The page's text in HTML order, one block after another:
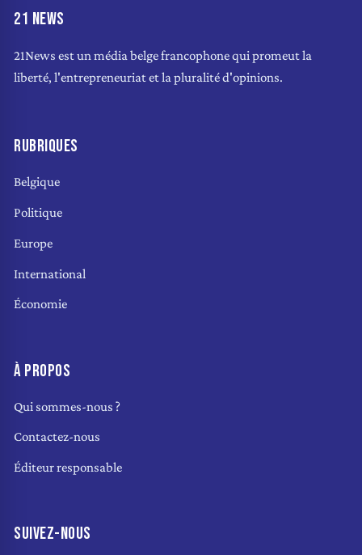
21 NEWS
21News est un média belge francophone qui promeut la
liberté, l'entrepreneuriat et la pluralité d'opinions.
RUBRIQUES
Belgique
Politique
Europe
International
Économie
À PROPOS
Qui sommes-nous ?
Contactez-nous
Éditeur responsable
SUIVEZ-NOUS